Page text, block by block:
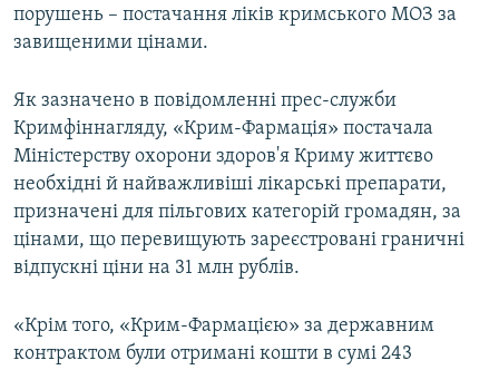
порушень – постачання ліків кримського МОЗ за
завищеними цінами.
Як зазначено в повідомленні прес-служби
Кримфіннагляду, «Крим-Фармація» постачала
Міністерству охорони здоров'я Криму життєво
необхідні й найважливіші лікарські препарати,
призначені для пільгових категорій громадян, за
цінами, що перевищують зареєстровані граничні
відпускні ціни на 31 млн рублів.
«Крім того, «Крим-Фармацією» за державним
контрактом були отримані кошти в сумі 243